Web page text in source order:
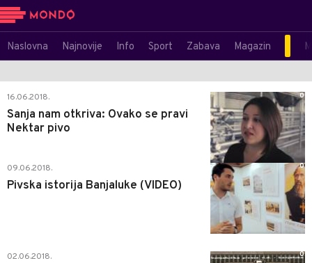
Naslovna Najnovije Info Sport Zabava Magazin
16.06.2018.
Sanja nam otkriva: Ovako se pravi
Nektar pivo
0
09.06.2018.
Pivska istorija Banjaluke (VIDEO)
0
02.06.2018. 0